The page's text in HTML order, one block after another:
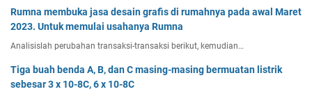
Rumna membuka jasa desain grafis di rumahnya pada awal Maret
2023. Untuk memulai usahanya Rumna
Analisislah perubahan transaksi-transaksi berikut, kemudian…
Tiga buah benda A, B, dan C masing-masing bermuatan listrik
sebesar 3 x 10-8C, 6 x 10-8C